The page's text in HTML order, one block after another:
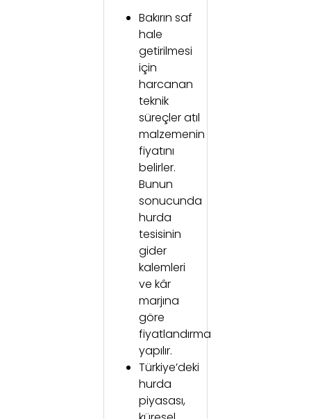
Bakırın saf
hale
getirilmesi
için
harcanan
teknik
süreçler atıl
malzemenin
fiyatını
belirler.
Bunun
sonucunda
hurda
tesisinin
gider
kalemleri
ve kâr
marjına
göre
fiyatlandırma
yapılır.
Türkiye’deki
hurda
piyasası,